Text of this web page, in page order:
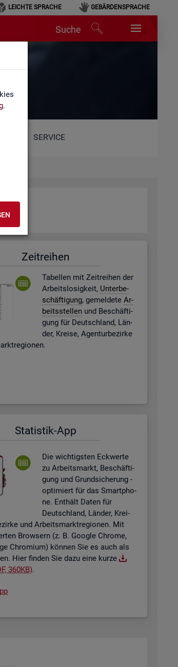
.
LEICHTE SPRACHE GEBÄRDENSPRACHE
Suche
SERVICE
Zeit­rei­hen
Ta­bel­len mit Zeit­rei­hen der
Ar­beits­lo­sig­keit, Un­ter­be­
schäf­ti­gung, ge­mel­de­teAr­
beits­stel­len und Be­schäf­ti­
gung für Deutsch­land, Län­
der, Krei­se, Agen­tur­be­zir­ke
Sta­tis­tik-App
Die wich­tigs­ten Eck­wer­te
zu Ar­beits­markt, Be­schäf­ti­
gung und Grund­si­che­rung -
op­ti­miert für das Smart­pho­
ne. Ent­hält Daten für
Deutsch­land, Län­der, Krei­
und Ar­beits­markt­re­gio­nen. Mit
Brow­sern (z. B. Goog­le Chro­me,
Chro­mi­um) kön­nen Sie es auch als
Hier fin­den Sie dazu eine kurze
360KB).